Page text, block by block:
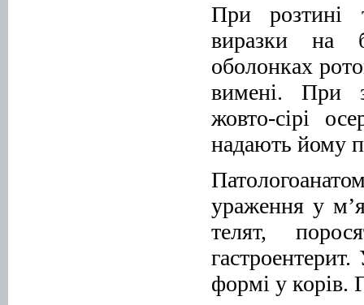
При розтині
виразки на
оболонках
вимені. При
жовто-сірі
надають йому
ураження у
телят,
формі у корів.